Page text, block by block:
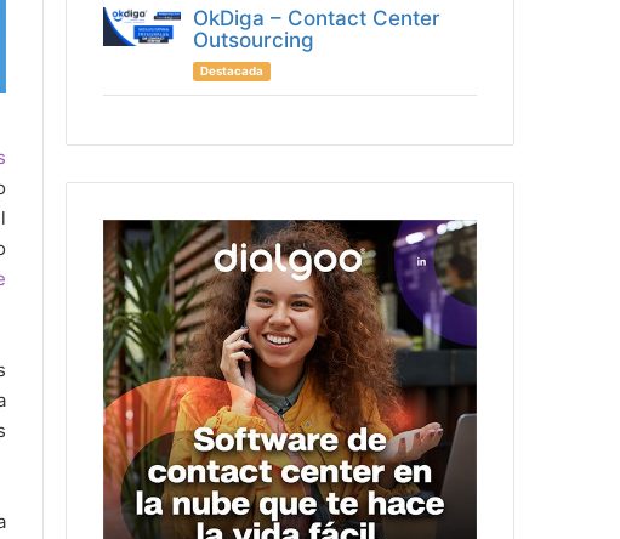
OkDiga – Contact Center
Outsourcing
Destacada